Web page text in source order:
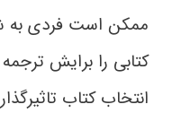
ممکن است فردی به
کتابی را برایش